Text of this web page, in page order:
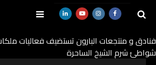
فنادق و منتجعات البارون تستضيف فعاليات
شواطئ شرم الشيخ الساحرة